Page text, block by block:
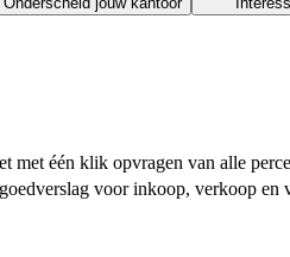
met één klik opvragen van alle
voor inkoop, verkoop en